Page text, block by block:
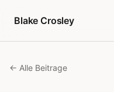
Blake Crosley
← Alle Beitrage